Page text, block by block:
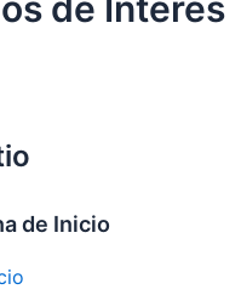
de Inicio